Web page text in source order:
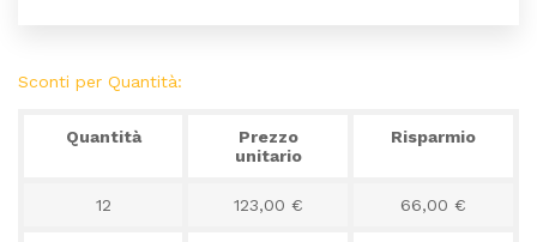
Sconti per Quantità:
Quantità
Prezzo
unitario
Risparmio
12 123,00 € 66,00 €